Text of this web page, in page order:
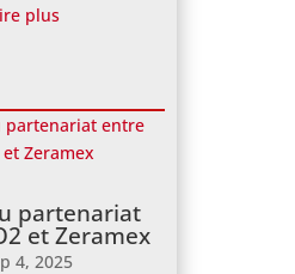
plus
partenariat
et Zeramex
4, 2025